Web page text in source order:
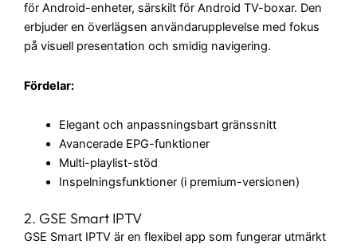
för Android-enheter, särskilt för Android TV-boxar. Den
erbjuder en överlägsen användarupplevelse med fokus
på visuell presentation och smidig navigering.
Fördelar:
Elegant och anpassningsbart gränssnitt
Avancerade EPG-funktioner
Multi-playlist-stöd
Inspelningsfunktioner (i premium-versionen)
2. GSE Smart IPTV
GSE Smart IPTV är en flexibel app som fungerar utmärkt